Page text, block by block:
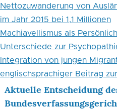
Nettozuwanderung von
im Jahr 2015 bei 1,1 Millionen
Machiavellismus als
Unterschiede zur
Integration von jungen
englischsprachiger Beitrag
Links
Aktuelle Entscheidung